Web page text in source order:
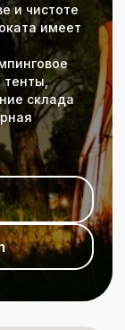
и чистоте
имеет
тенты,
склада